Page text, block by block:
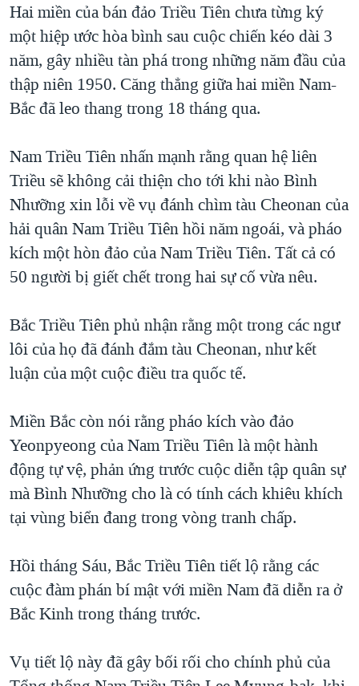
Hai miền của bán đảo Triều Tiên chưa từng ký
một hiệp ước hòa bình sau cuộc chiến kéo dài 3
năm, gây nhiều tàn phá trong những năm đầu của
thập niên 1950. Căng thẳng giữa hai miền Nam-
Bắc đã leo thang trong 18 tháng qua.
Nam Triều Tiên nhấn mạnh rằng quan hệ liên
Triều sẽ không cải thiện cho tới khi nào Bình
Nhưỡng xin lỗi về vụ đánh chìm tàu Cheonan của
hải quân Nam Triều Tiên hồi năm ngoái, và pháo
kích một hòn đảo của Nam Triều Tiên. Tất cả có
50 người bị giết chết trong hai sự cố vừa nêu.
Bắc Triều Tiên phủ nhận rằng một trong các ngư
lôi của họ đã đánh đắm tàu Cheonan, như kết
luận của một cuộc điều tra quốc tế.
Miền Bắc còn nói rằng pháo kích vào đảo
Yeonpyeong của Nam Triều Tiên là một hành
động tự vệ, phản ứng trước cuộc diễn tập quân sự
mà Bình Nhưỡng cho là có tính cách khiêu khích
tại vùng biển đang trong vòng tranh chấp.
Hồi tháng Sáu, Bắc Triều Tiên tiết lộ rằng các
cuộc đàm phán bí mật với miền Nam đã diễn ra ở
Bắc Kinh trong tháng trước.
Vụ tiết lộ này đã gây bối rối cho chính phủ của